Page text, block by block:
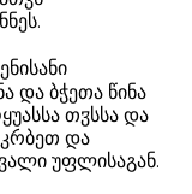
და ბჭეთა წინა
თჳსსა და
და
უფლისაგან.